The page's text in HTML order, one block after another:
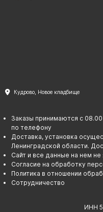
Кудрово, Новое кладбище
Заказы принимаются с
по телефону
Доставка, установка
Ленинградской области.
Сайт и все данные на нем
Согласие на обработку
Политика в отношении
Сотрудничество
ИНН